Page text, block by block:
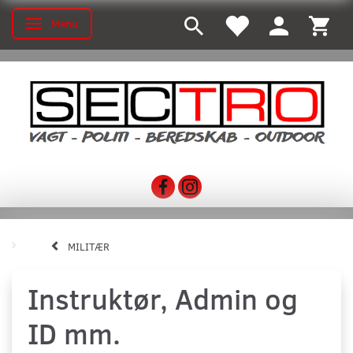
Toggle navigation
Menu
MILITÆR
Instruktør, Admin og
ID mm.